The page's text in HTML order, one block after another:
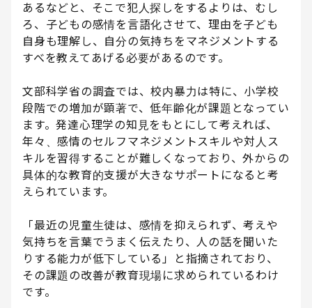
あるなどと、そこで犯人探しをするよりは、むし
ろ、子どもの感情を言語化させて、理由を子ども
自身も理解し、自分の気持ちをマネジメントする
すべを教えてあげる必要があるのです。
文部科学省の調査では、校内暴力は特に、小学校
段階での増加が顕著で、低年齢化が課題となってい
ます。発達心理学の知見をもとにして考えれば、
年々、感情のセルフマネジメントスキルや対人ス
キルを習得することが難しくなっており、外からの
具体的な教育的支援が大きなサポートになると考
えられています。
「最近の児童生徒は、感情を抑えられず、考えや
気持ちを言葉でうまく伝えたり、人の話を聞いた
りする能力が低下している」と指摘されており、
その課題の改善が教育現場に求められているわけ
です。